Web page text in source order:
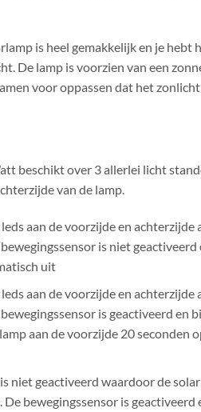
is heel gemakkelijk en je hebt
De lamp is voorzien van een
voor oppassen dat het
beschikt over 3 allerlei licht
van de lamp.
aan de voorzijde en achterzijde
is niet geactiveerd
uit
aan de voorzijde en achterzijde
is geactiveerd en
aan de voorzijde 20 seconden
niet geactiveerd waardoor de
De bewegingssensor is geactiveerd